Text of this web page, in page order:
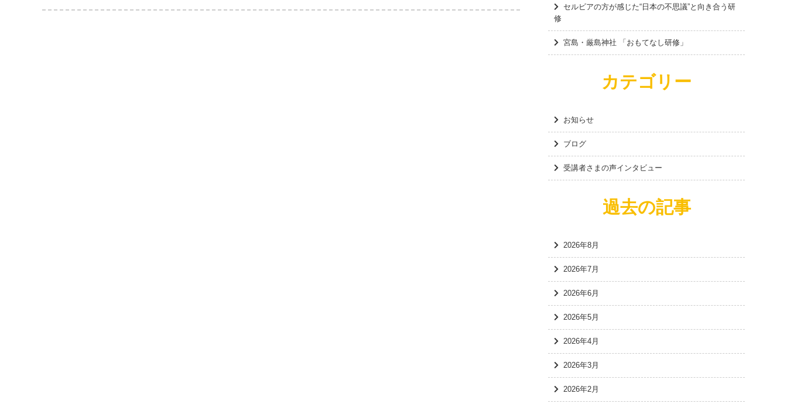
セルビアの方が感じた“日本の不思議”と向き合う研
修
宮島・厳島神社 「おもてなし研修」
カテゴリー
お知らせ
ブログ
受講者さまの声インタビュー
過去の記事
2026年8月
2026年7月
2026年6月
2026年5月
2026年4月
2026年3月
2026年2月